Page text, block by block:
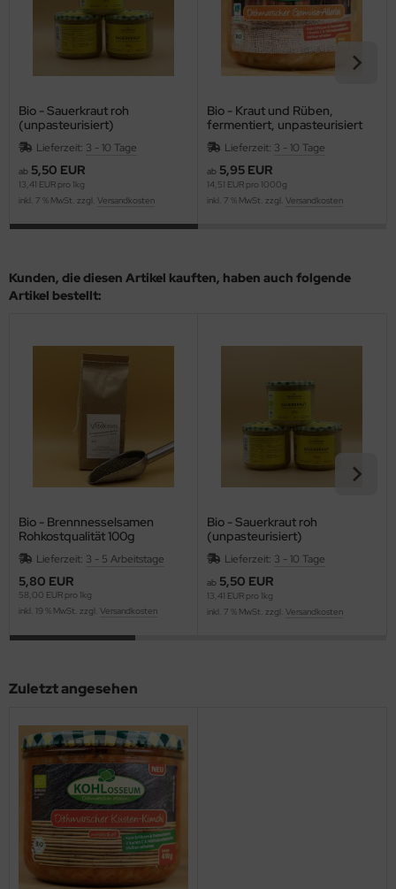
Bio - Sauerkraut roh
(unpasteurisiert)
Lieferzeit: 3 - 10 Tage
ab 5,50 EUR
13,41 EUR pro 1kg
inkl. 7 % MwSt. zzgl. Versandkosten
Bio - Kraut und Rüben,
fermentiert, unpasteurisiert
Lieferzeit: 3 - 10 Tage
ab 5,95 EUR
14,51 EUR pro 1000g
inkl. 7 % MwSt. zzgl. Versandkosten
Kunden, die diesen Artikel kauften, haben auch folgende
Artikel bestellt:
Bio - Brennnesselsamen
Rohkostqualität 100g
Lieferzeit: 3 - 5 Arbeitstage
5,80 EUR
58,00 EUR pro 1kg
inkl. 19 % MwSt. zzgl. Versandkosten
Bio - Sauerkraut roh
(unpasteurisiert)
Lieferzeit: 3 - 10 Tage
ab 5,50 EUR
13,41 EUR pro 1kg
inkl. 7 % MwSt. zzgl. Versandkosten
Zuletzt angesehen